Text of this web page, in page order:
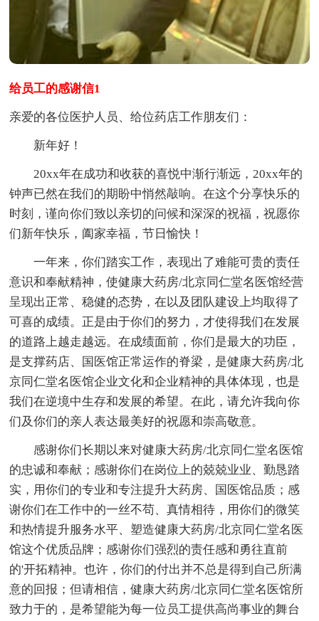
给员工的感谢信1
亲爱的各位医护人员、给位药店工作朋友们：
新年好！
20xx年在成功和收获的喜悦中渐行渐远，20xx年的
钟声已然在我们的期盼中悄然敲响。在这个分享快乐的
时刻，谨向你们致以亲切的问候和深深的祝福，祝愿你
们新年快乐，阖家幸福，节日愉快！
一年来，你们踏实工作，表现出了难能可贵的责任
意识和奉献精神，使健康大药房/北京同仁堂名医馆经营
呈现出正常、稳健的态势，在以及团队建设上均取得了
可喜的成绩。正是由于你们的努力，才使得我们在发展
的道路上越走越远。在成绩面前，你们是最大的功臣，
是支撑药店、国医馆正常运作的脊梁，是健康大药房/北
京同仁堂名医馆企业文化和企业精神的具体体现，也是
我们在逆境中生存和发展的希望。在此，请允许我向你
们及你们的亲人表达最美好的祝愿和崇高敬意。
感谢你们长期以来对健康大药房/北京同仁堂名医馆
的忠诚和奉献；感谢你们在岗位上的兢兢业业、勤恳踏
实，用你们的专业和专注提升大药房、国医馆品质；感
谢你们在工作中的一丝不苟、真情相待，用你们的微笑
和热情提升服务水平、塑造健康大药房/北京同仁堂名医
馆这个优质品牌；感谢你们强烈的责任感和勇往直前
的'开拓精神。也许，你们的付出并不总是得到自己所满
意的回报；但请相信，健康大药房/北京同仁堂名医馆所
致力于的，是希望能为每一位员工提供高尚事业的舞台